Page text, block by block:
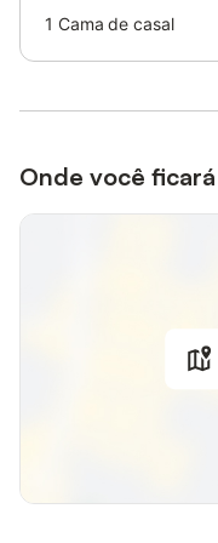
1 Cama de casal
Onde você ficará